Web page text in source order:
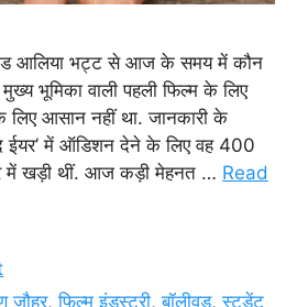
आलिया भट्ट से आज के समय में कौन
भूमिका वाली पहली फिल्म के लिए
आसान नहीं था. जानकारी के
में ऑडिशन देने के लिए वह 400
में खड़ी थीं. आज कड़ी मेहनत … Read
जौहर,फिल्म इंडस्ट्री,बॉलीवुड,स्टूडेंट